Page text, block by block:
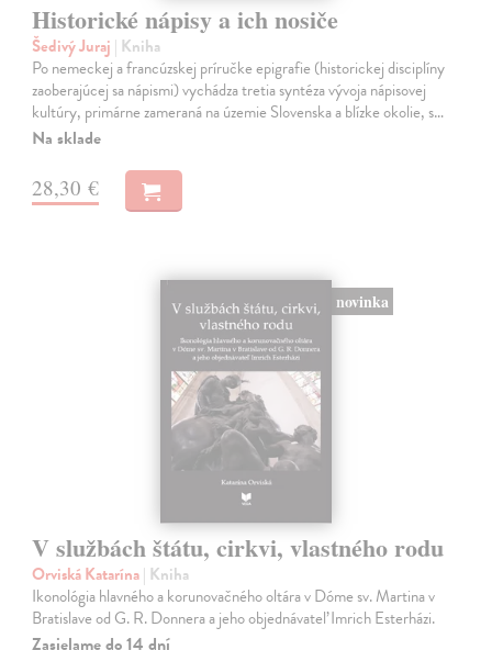
Historické nápisy a ich nosiče
Šedivý Juraj | Kniha
Po nemeckej a francúzskej príručke epigrafie (historickej disciplíny
zaoberajúcej sa nápismi) vychádza tretia syntéza vývoja nápisovej
kultúry, primárne zameraná na územie Slovenska a blízke okolie, s…
Na sklade
28,30 €
novinka
V službách štátu, cirkvi, vlastného rodu
Orviská Katarína| Kniha
Ikonológia hlavného a korunovačného oltára v Dóme sv. Martina v
Bratislave od G. R. Donnera a jeho objednávateľ Imrich Esterházi.
Zasielame do 14 dní